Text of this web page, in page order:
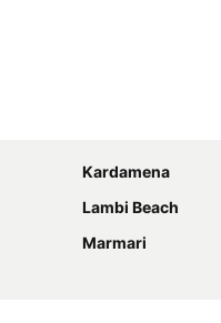
Kardamena
Lambi Beach
Marmari